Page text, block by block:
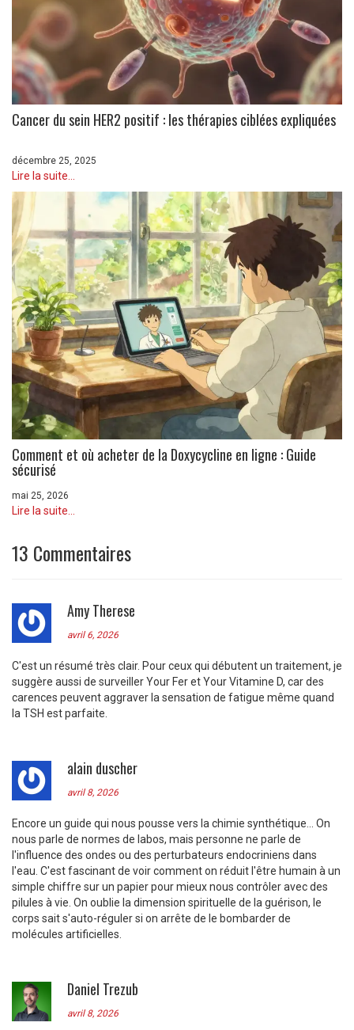
Cancer du sein HER2 positif : les thérapies ciblées expliquées
décembre 25, 2025
Lire la suite...
Comment et où acheter de la Doxycycline en ligne : Guide
sécurisé
mai 25, 2026
Lire la suite...
13 Commentaires
Amy Therese
avril 6, 2026
C'est un résumé très clair. Pour ceux qui débutent un traitement, je
suggère aussi de surveiller Your Fer et Your Vitamine D, car des
carences peuvent aggraver la sensation de fatigue même quand
la TSH est parfaite.
alain duscher
avril 8, 2026
Encore un guide qui nous pousse vers la chimie synthétique... On
nous parle de normes de labos, mais personne ne parle de
l'influence des ondes ou des perturbateurs endocriniens dans
l'eau. C'est fascinant de voir comment on réduit l'être humain à un
simple chiffre sur un papier pour mieux nous contrôler avec des
pilules à vie. On oublie la dimension spirituelle de la guérison, le
corps sait s'auto-réguler si on arrête de le bombarder de
molécules artificielles.
Daniel Trezub
avril 8, 2026